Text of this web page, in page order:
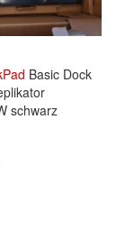
Basic Dock
schwarz